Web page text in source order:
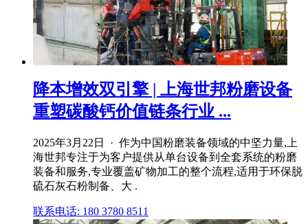
降本增效双引擎 | 上海世邦粉磨设备
重塑碳酸钙价值链条行业 ...
2025年3月22日 · 作为中国粉磨装备领域的中坚力量,上
海世邦专注于为客户提供从单台设备到全套系统的粉磨
装备和服务,专业覆盖矿物加工的整个流程,适用于环保脱
硫石灰石粉制备、大 .
联系电话: 180 3780 8511